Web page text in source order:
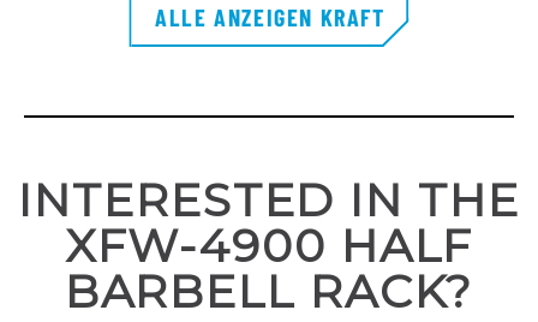
ALLE ANZEIGEN KRAFT
INTERESTED IN THE
XFW-4900 HALF
BARBELL RACK?